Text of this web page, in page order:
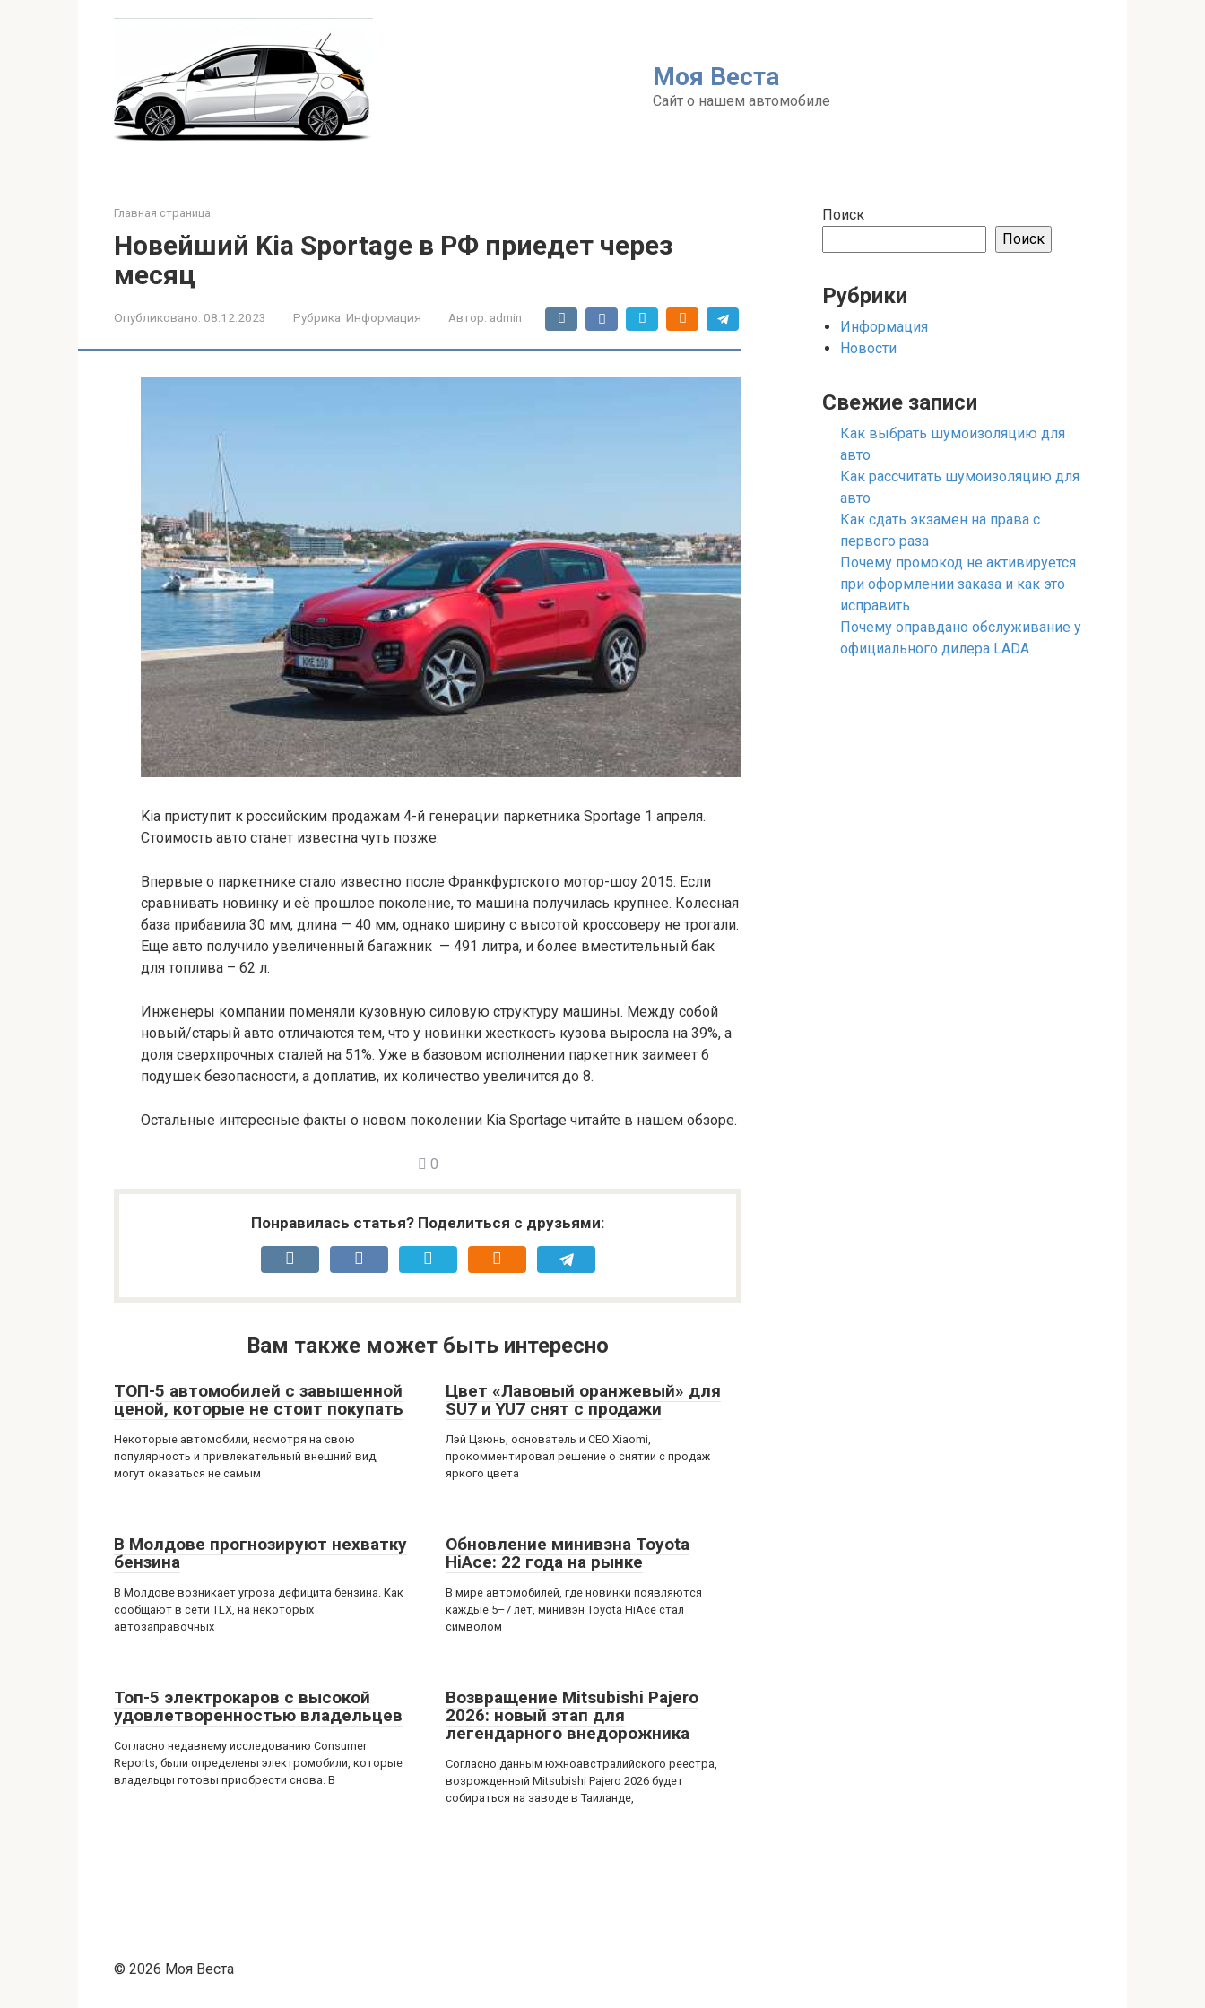
Моя Веста
Сайт о нашем автомобиле
Главная страница
Новейший Kia Sportage в РФ приедет через
месяц
Опубликовано: 08.12.2023 Рубрика: Информация Автор: admin
Kia приступит к российским продажам 4-й генерации паркетника Sportage 1 апреля.
Стоимость авто станет известна чуть позже.
Впервые о паркетнике стало известно после Франкфуртского мотор-шоу 2015. Если
сравнивать новинку и её прошлое поколение, то машина получилась крупнее. Колесная
база прибавила 30 мм, длина — 40 мм, однако ширину с высотой кроссоверу не трогали.
Еще авто получило увеличенный багажник — 491 литра, и более вместительный бак
для топлива – 62 л.
Инженеры компании поменяли кузовную силовую структуру машины. Между собой
новый/старый авто отличаются тем, что у новинки жесткость кузова выросла на 39%, а
доля сверхпрочных сталей на 51%. Уже в базовом исполнении паркетник заимеет 6
подушек безопасности, а доплатив, их количество увеличится до 8.
Остальные интересные факты о новом поколении Kia Sportage читайте в нашем обзоре.
0
Понравилась статья? Поделиться с друзьями:
Вам также может быть интересно
ТОП-5 автомобилей с завышенной
ценой, которые не стоит покупать
Некоторые автомобили, несмотря на свою
популярность и привлекательный внешний вид,
могут оказаться не самым
Цвет «Лавовый оранжевый» для
SU7 и YU7 снят с продажи
Лэй Цзюнь, основатель и CEO Xiaomi,
прокомментировал решение о снятии с продаж
яркого цвета
В Молдове прогнозируют нехватку
бензина
В Молдове возникает угроза дефицита бензина. Как
сообщают в сети TLX, на некоторых
автозаправочных
Обновление минивэна Toyota
HiAce: 22 года на рынке
В мире автомобилей, где новинки появляются
каждые 5–7 лет, минивэн Toyota HiAce стал
символом
Топ-5 электрокаров с высокой
удовлетворенностью владельцев
Согласно недавнему исследованию Consumer
Reports, были определены электромобили, которые
владельцы готовы приобрести снова. В
Возвращение Mitsubishi Pajero
2026: новый этап для
легендарного внедорожника
Согласно данным южноавстралийского реестра,
возрожденный Mitsubishi Pajero 2026 будет
собираться на заводе в Таиланде,
Поиск
Поиск
Рубрики
Информация
Новости
Свежие записи
Как выбрать шумоизоляцию для
авто
Как рассчитать шумоизоляцию для
авто
Как сдать экзамен на права с
первого раза
Почему промокод не активируется
при оформлении заказа и как это
исправить
Почему оправдано обслуживание у
официального дилера LADA
© 2026 Моя Веста